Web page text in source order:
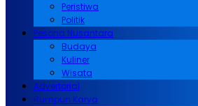
Peristiwa
Politik
Pesona Nusantara
Budaya
Kuliner
Wisata
Advertorial
Rumpun Karya